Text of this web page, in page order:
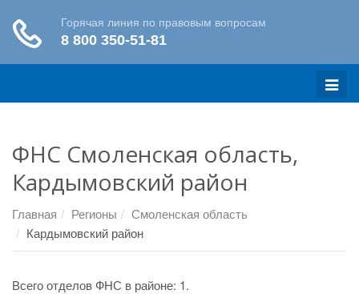
Меню
ФНС Смоленская область,
Кардымовский район
Главная Регионы
Смоленская область
Кардымовский район
Всего отделов ФНС в районе: 1.